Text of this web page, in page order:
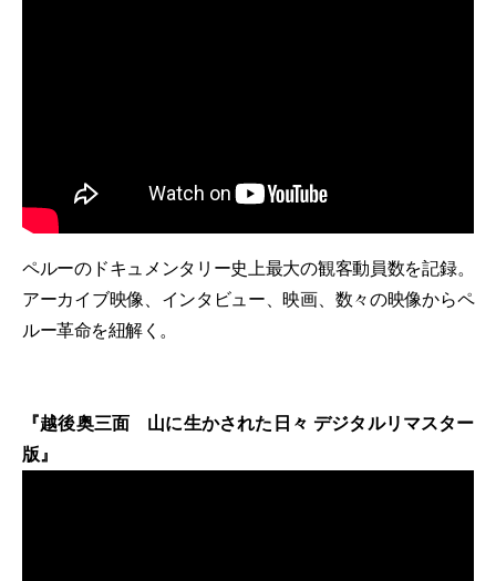
ペルーのドキュメンタリー史上最大の観客動員数を記録。
アーカイブ映像、インタビュー、映画、数々の映像からペ
ルー革命を紐解く。
『越後奥三面 山に生かされた日々 デジタルリマスター
版』